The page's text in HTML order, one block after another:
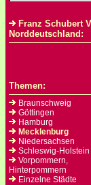
Franz Schubert
Norddeutschland:
Themen:
Braunschweig
Göttingen
Hamburg
Mecklenburg
Niedersachsen
Schleswig-Holstein
Vorpommern,
Hinterpommern
Einzelne Städte